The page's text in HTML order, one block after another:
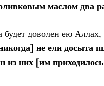
маслом два
доволен ею Аллах,
из них [им